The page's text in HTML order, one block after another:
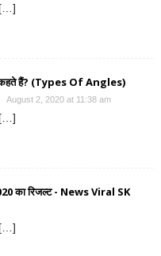
[…]
हैं? (Types Of Angles)
August 2, 2020 at 11:38 am
[…]
का रिजल्ट - News Viral SK
[…]